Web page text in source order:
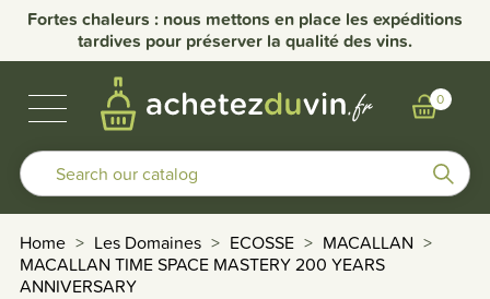
Fortes chaleurs : nous mettons en place les expéditions
tardives pour préserver la qualité des vins.
0
BURGUNDY WINES
OUR DOMAINS
OTHER REGIONS
BUBBLES & SPIRITS
Home Les Domaines ECOSSE
MACALLAN
MACALLAN TIME SPACE MASTERY 200 YEARS
ANNIVERSARY